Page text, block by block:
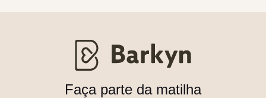
Faça parte da matilha